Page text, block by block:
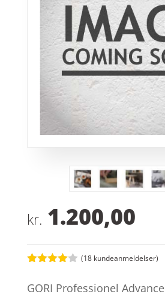
kr. 1.200,00
ud af 5
(18 kundeanmeldelser)
GORI Professionel Advance